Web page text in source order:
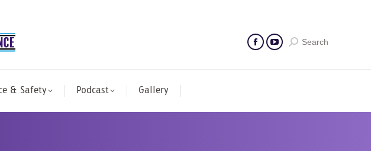
Search
& Safety Podcast Gallery